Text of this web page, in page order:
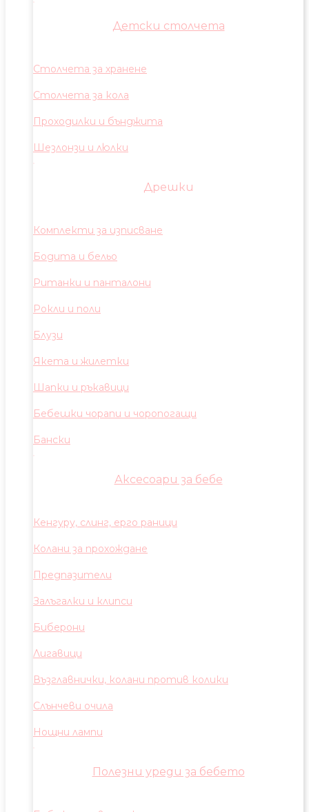
Детски столчета
Столчета за хранене
Столчета за кола
Проходилки и бънджита
Шезлонзи и люлки
Дрешки
Комплекти за изписване
Бодита и бельо
Ританки и панталони
Рокли и поли
Блузи
Якета и жилетки
Шапки и ръкавици
Бебешки чорапи и чоропогащи
Бански
Аксесоари за бебе
Кенгуру, слинг, ерго раници
Колани за прохождане
Предпазители
Залъгалки и клипси
Биберони
Лигавици
Възглавнички, колани против колики
Слънчеви очила
Нощни лампи
Полезни уреди за бебето